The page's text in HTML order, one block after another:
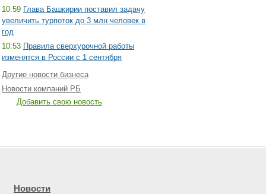
10:59 Глава Башкирии поставил задачу
увеличить турпоток до 3 млн человек в
год
10:53 Правила сверхурочной работы
изменятся в России с 1 сентября
Другие новости бизнеса
Новости компаний РБ
Добавить свою новость
Новости